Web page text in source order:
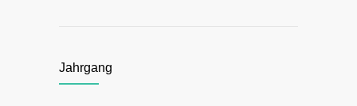
Jahrgang